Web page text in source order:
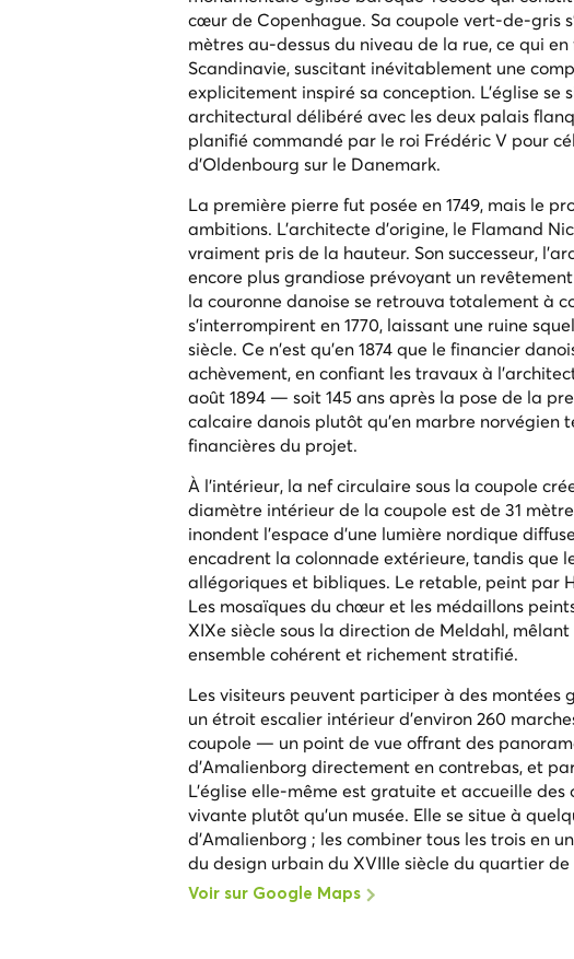
cœur de Copenhague. Sa coupole vert-de-gris
mètres au-dessus du niveau de la rue, ce qui
Scandinavie, suscitant inévitablement une
explicitement inspiré sa conception. L'église se
architectural délibéré avec les deux palais
planifié commandé par le roi Frédéric V pour
d'Oldenbourg sur le Danemark.
La première pierre fut posée en 1749, mais le
ambitions. L'architecte d'origine, le Flamand
vraiment pris de la hauteur. Son successeur,
encore plus grandiose prévoyant un
la couronne danoise se retrouva totalement à
s'interrompirent en 1770, laissant une ruine
siècle. Ce n'est qu'en 1874 que le financier
achèvement, en confiant les travaux à
août 1894 — soit 145 ans après la pose de la
calcaire danois plutôt qu'en marbre norvégien
financières du projet.
À l'intérieur, la nef circulaire sous la coupole
diamètre intérieur de la coupole est de 31
inondent l'espace d'une lumière nordique
encadrent la colonnade extérieure, tandis que
allégoriques et bibliques. Le retable, peint par
Les mosaïques du chœur et les médaillons
XIXe siècle sous la direction de Meldahl,
ensemble cohérent et richement stratifié.
Les visiteurs peuvent participer à des
un étroit escalier intérieur d'environ 260
coupole — un point de vue offrant des
d'Amalienborg directement en contrebas, et
L'église elle-même est gratuite et accueille
vivante plutôt qu'un musée. Elle se situe à
d'Amalienborg ; les combiner tous les trois en
du design urbain du XVIIIe siècle du quartier
Voir sur Google Maps